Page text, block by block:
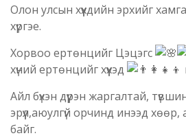
Олон улсын хүүхдийн эрхийг
хүргэе.
Хорвоо eртөнцийг Цэцэгс
хүний eртөнцийг хүүхэд
Айл бүхэн дүүрэн жаргалтай,
эрүүл,аюулгүй орчинд инээд
байг.